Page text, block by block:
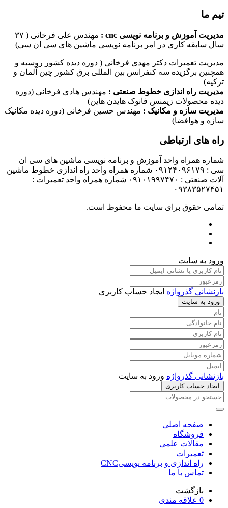
تیم ما
مدیریت آموزش و برنامه نویسی cnc :
مهندس علی فرخانی ( ۳۷
سال سابقه کاری در امر برنامه نویسی ماشین های سی ان سی)
مدیریت تعمیرات دکتر مهدی فرخانی ( دوره دیده کشور روسیه و
همچنین برگزیده سه کنفرانس بین المللی برق کشور چین آلمان و
ترکیه)
مدیریت راه اندازی خطوط صنعتی : مهندس هادی فرخانی (دوره
دیده محصولات زیمنس فانوک هایدن هاین)
مدیریت سازه و مکانیک : مهندس حسین فرخانی (دوره دیده مکانیک
سازه و هوافضا)
راه های ارتباطی
شماره همراه واحد آموزش و برنامه نویسی ماشین های سی ان
سی : ۰۹۱۲۴۰۹۶۱۷۹ شماره همراه واحد راه اندازی خطوط ماشین
آلات صنعتی : ۰۹۱۰۱۹۹۷۴۷۰ شماره همراه واحد تعمیرات :
۰۹۳۸۳۵۲۷۴۵۱
تمامی حقوق برای سایت ما محفوظ است.
ورود به سایت
بازنشانی گذرواژه ایجاد حساب کاربری
ورود به سایت
بازنشانی گذرواژه ورود به سایت
ایجاد حساب کاربری
صفحه اصلی
فروشگاه
مقالات علمی
تعمیرات
راه اندازی و برنامه نویسیCNC
تماس با ما
بازگشت
0 علاقه مندی